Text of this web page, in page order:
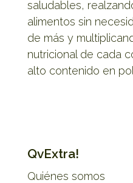
saludables,
alimentos sin
de más y
nutricional de cada
alto contenido en
QvExtra!
Quiénes somos